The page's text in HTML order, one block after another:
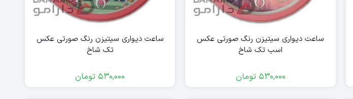
ساعت دیواری سیتیزن رنگ صورتی عکس
اسب تک شاخ
530,000 تومان
ساعت دیواری سیتیزن رنگ صورتی عکس
تک شاخ
530,000 تومان